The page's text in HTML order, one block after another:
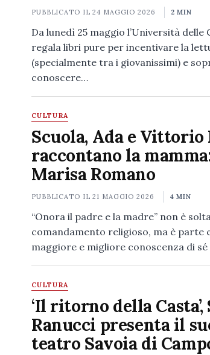
PUBBLICATO IL24 MAGGIO 2026 2 MIN
Da lunedì 25 maggio l’Università
regala libri pure per incentivare la
(specialmente tra i giovanissimi) e
conoscere…
CULTURA
Scuola, Ada e Vittorio
raccontano la
Marisa Romano
PUBBLICATO IL21 MAGGIO 2026 4 MIN
“Onora il padre e la madre” non è
comandamento religioso, ma è parte
maggiore e migliore conoscenza di
CULTURA
‘Il ritorno della
Ranucci presenta il
teatro Savoia di